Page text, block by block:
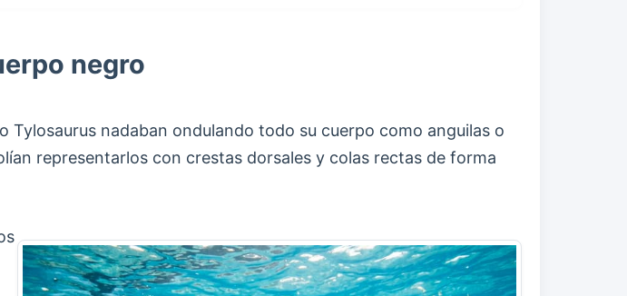
negro
Tylosaurus nadaban ondulando todo su cuerpo como anguilas o
representarlos con crestas dorsales y colas rectas de forma